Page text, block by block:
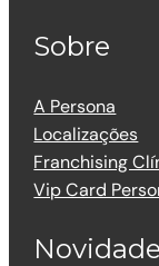
Sobre
A Persona
Localizações
Franchising
Vip Card